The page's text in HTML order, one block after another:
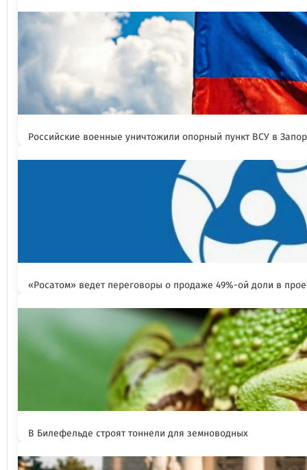
Российские военные уничтожили опорный пункт ВСУ в
«Росатом» ведет переговоры о продаже 49%-ой доли в
В Билефельде строят тоннели для земноводных